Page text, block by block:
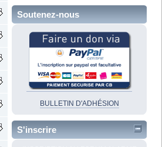
Soutenez-nous
BULLETIN D'ADHÉSION
S'inscrire